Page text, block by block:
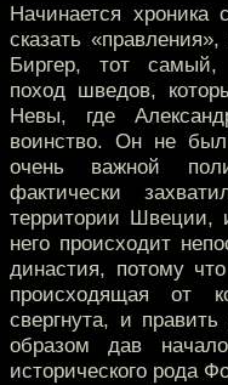
Начинается хроника
сказать
Биргер, тот самый,
поход шведов,
Невы, где
воинство. Он не
очень важной
фактически
территории Швеции,
него происходит
династия, потому
происходящая от
свергнута, и
образом дав
исторического рода